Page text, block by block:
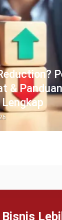
CRM
Leads
Invoicing
Accounting
Procurement
(Point of Sales)
HRM
Retail